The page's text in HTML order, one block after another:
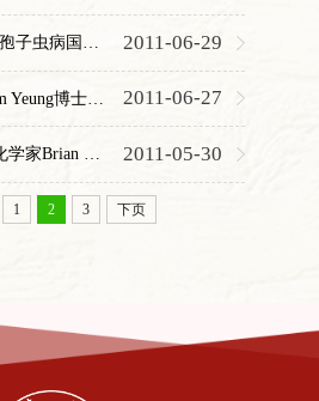
“2011微孢子虫与微孢子虫病国际学术研讨会”成功召开 2011-06-29
2011-06-27
著名天然产物分析化学家Brian McGarvey教授来访 2011-05-30
1 2 3 下页